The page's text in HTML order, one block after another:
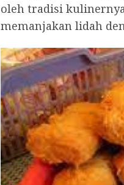
oleh tradisi
memanjakan lidah